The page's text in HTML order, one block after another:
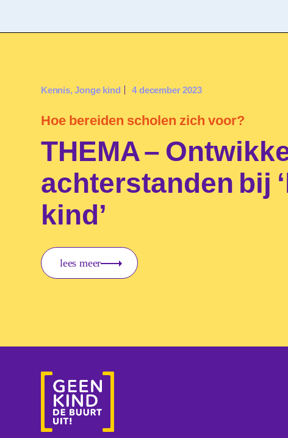
Kennis,Jonge kind 4 december 2023
Hoe bereiden scholen zich voor?
THEMA –
achterstanden bij
kind’
lees meer